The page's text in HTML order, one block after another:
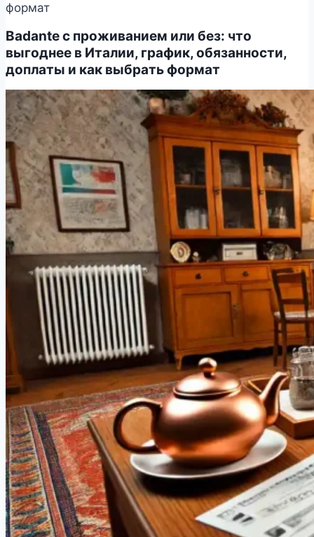
формат
Badante с проживанием или без: что
выгоднее в Италии, график, обязанности,
доплаты и как выбрать формат